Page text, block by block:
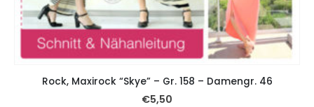
Rock, Maxirock “Skye” – Gr. 158 – Damengr. 46
€5,50